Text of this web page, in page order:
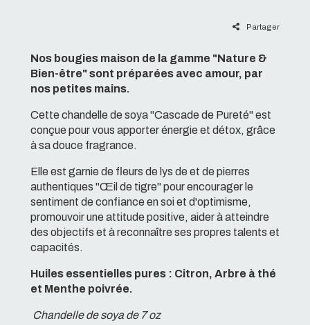
Partager
Nos bougies maison de la gamme "Nature &
Bien-être" sont préparées avec amour, par
nos petites mains.
Cette chandelle de soya "Cascade de Pureté" est
conçue pour vous apporter énergie et détox, grâce
à sa douce fragrance.
Elle est garnie de fleurs de lys de et de pierres
authentiques "Œil de tigre" pour encourager le
sentiment de confiance en soi et d'optimisme,
promouvoir une attitude positive, aider à atteindre
des objectifs et à reconnaître ses propres talents et
capacités.
Huiles essentielles pures : Citron, Arbre à thé
et Menthe poivrée.
Chandelle de soya de 7 oz